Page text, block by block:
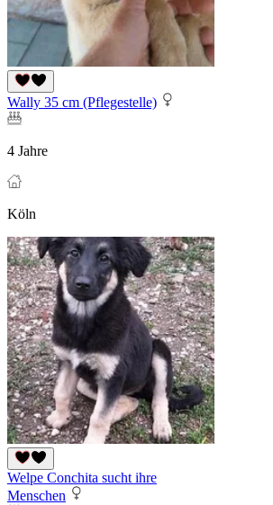
Wally 35 cm (Pflegestelle)
4 Jahre
Köln
Welpe Conchita sucht ihre
Menschen